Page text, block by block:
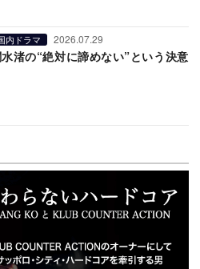
内ドラマ 2026.07.29
渚の“絶対に諦めない”という決意